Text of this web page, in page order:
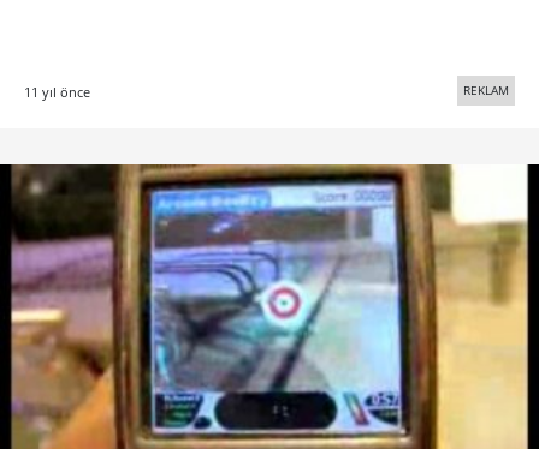
11 yıl önce REKLAM